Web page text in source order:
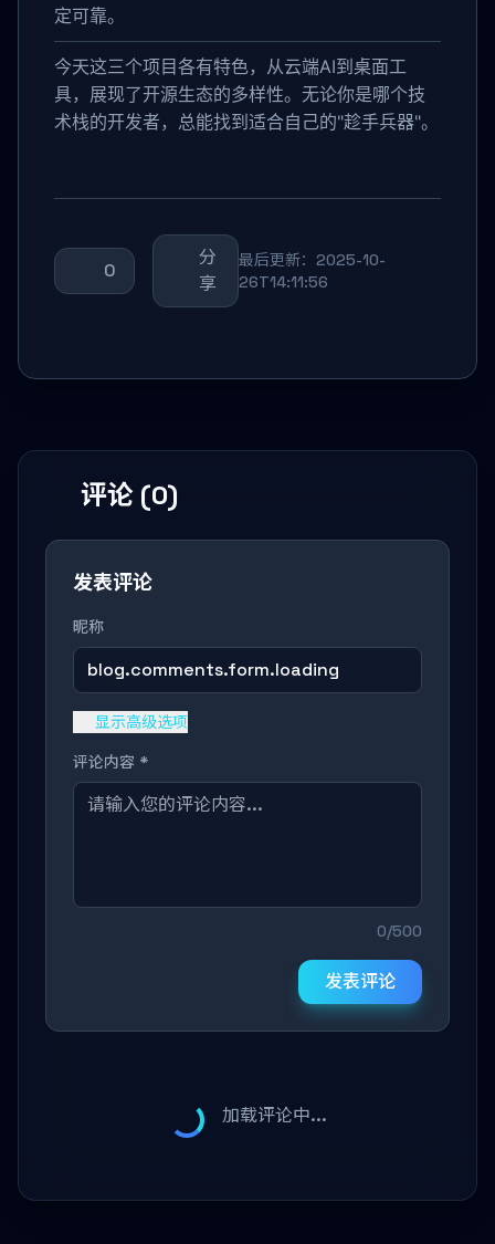
定可靠。
今天这三个项目各有特色，从云端AI到桌面工
具，展现了开源生态的多样性。无论你是哪个技
术栈的开发者，总能找到适合自己的"趁手兵器"。
0
分
享
最后更新：2025-10-
26T14:11:56
评论 (0)
发表评论
昵称
blog.comments.form.loading
显示高级选项
评论内容 *
0/500
发表评论
加载评论中...